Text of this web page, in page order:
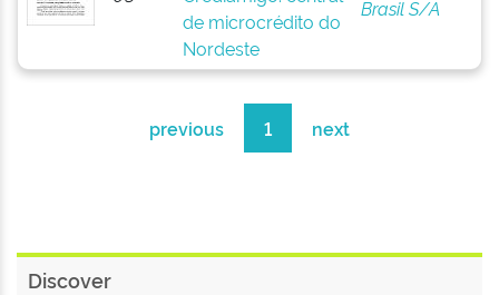
de microcrédito do
Nordeste
Brasil S/A
previous 1 next
Discover